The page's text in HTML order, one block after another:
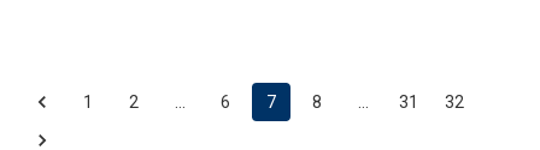
1 2 6 7 8 31 32